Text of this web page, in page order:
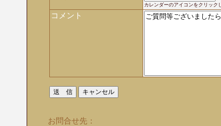
カレンダーのアイコンをクリック
コメント
お問合せ先：